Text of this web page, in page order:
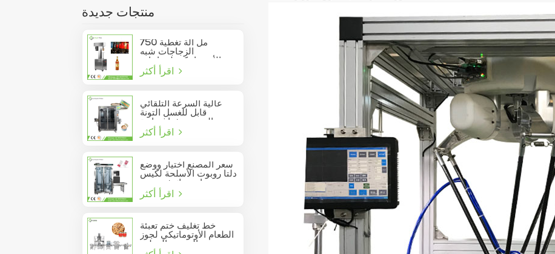
منتجات جديدة
750 مل آلة تغطية
الزجاجات شبه
النبيذ الزجاجية
عالية السرعة التلقائي
قابل للغسل التونة
السردين فراغ حاوية
المأكولات البحرية القصدير
يمكن السدادة
سعر المصنع اختيار ووضع
دلتا روبوت الأسلحة لكيس
عصا تتحرك في مربع
خط تغليف ختم تعبئة
الطعام الأوتوماتيكي لجوز
الصنوبر المعلب